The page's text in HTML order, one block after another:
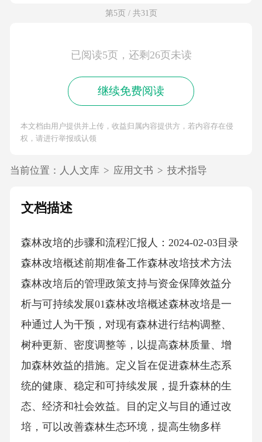
第5页 / 共31页
已阅读5页，还剩26页未读
继续免费阅读
本文档由用户提供并上传，收益归属内容提供方，若内容存在侵
权，请进行举报或认领
当前位置： 人人文库 > 应用文书 > 技术指导
文档描述
森林改培的步骤和流程汇报人：2024-02-03目录
森林改培概述前期准备工作森林改培技术方法
森林改培后的管理政策支持与资金保障效益分
析与可持续发展01森林改培概述森林改培是一
种通过人为干预，对现有森林进行结构调整、
树种更新、密度调整等，以提高森林质量、增
加森林效益的措施。定义旨在促进森林生态系
统的健康、稳定和可持续发展，提升森林的生
态、经济和社会效益。目的定义与目的通过改
培，可以改善森林生态环境，提高生物多样